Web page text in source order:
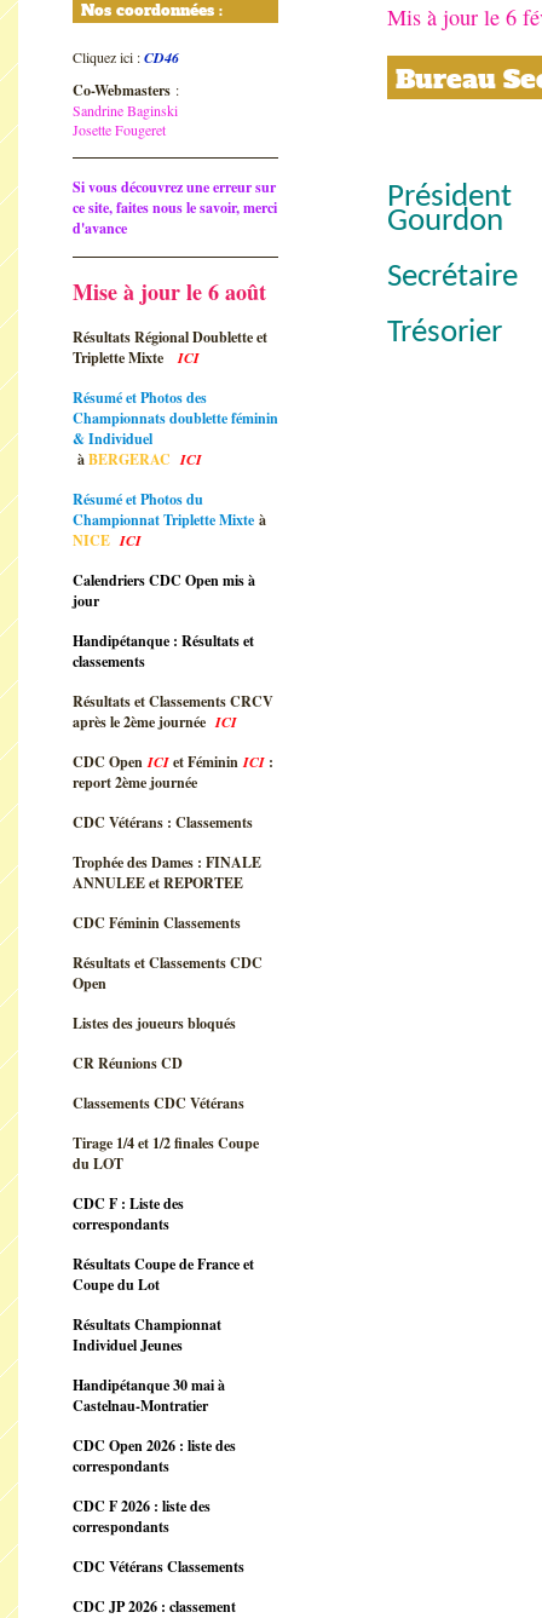
Nos coordonnées :
Cliquez ici :CD46
Co-Webmasters :
Sandrine Baginski
Josette Fougeret
Si vous découvrez une erreur sur
ce site, faites nous le savoir, merci
d'avance
Mise à jour le 6 août
Résultats Régional Doublette et
Triplette Mixte
ICI
Résumé et Photos des
Championnats doublette féminin
& Individuel
àBERGERACICI
Résumé et Photos du
Championnat Triplette Mixte à
NICEICI
Calendriers CDC Open mis à
jour
Handipétanque : Résultats et
classements
Résultats et Classements CRCV
après le 2ème journée ICI
CDC OpenICIet FémininICI :
report 2ème journée
CDC Vétérans : Classements
Trophée des Dames : FINALE
ANNULEE et REPORTEE
CDC Féminin Classements
Résultats et Classements CDC
Open
Listes des joueurs bloqués
CR Réunions CD
Classements CDC Vétérans
Tirage 1/4 et 1/2 finales Coupe
du LOT
CDC F : Liste des
correspondants
Résultats Coupe de France et
Coupe du Lot
Résultats Championnat
Individuel Jeunes
Handipétanque 30 mai à
Castelnau-Montratier
CDC Open 2026 : liste des
correspondants
CDC F 2026 : liste des
correspondants
CDC Vétérans Classements
CDC JP 2026 : classement
Mis à jour le 6
Bureau
Gourdon